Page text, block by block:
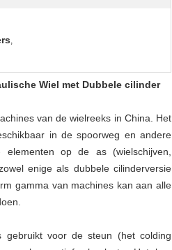
,
Wiel met Dubbele cilinder
van de wielreeks in China. Het
in de spoorweg en andere
op de as (wielschijven,
enige als dubbele cilinderversie
gamma van machines kan aan alle
gebruikt voor de steun (het colding